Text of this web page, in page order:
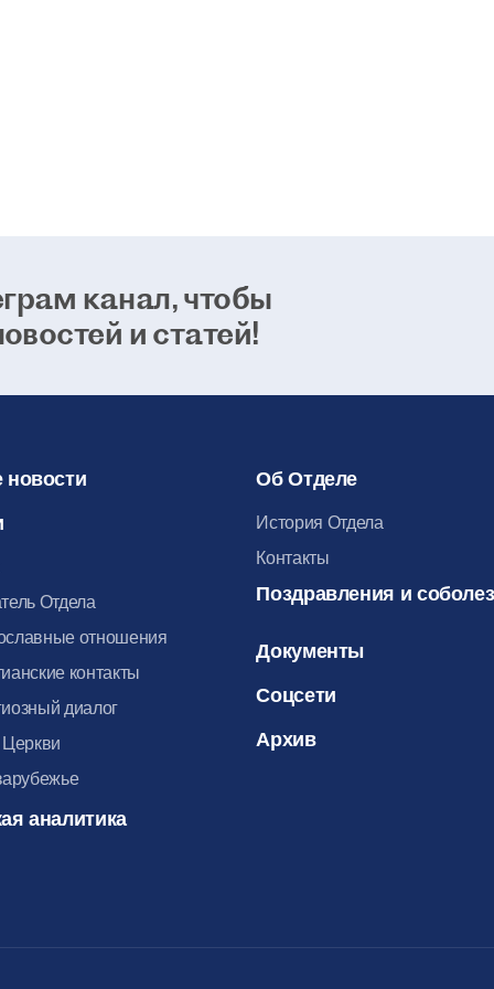
канал, чтобы
и статей!
новости
Отдела
отношения
контакты
диалог
аналитика
Об Отделе
История Отдела
Контакты
Поздравления и
Документы
Соцсети
Архив